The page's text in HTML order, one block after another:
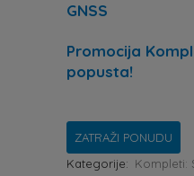
GNSS
Promocija
popusta!
ZATRAŽI PONUDU
Kategorije: Kompleti: